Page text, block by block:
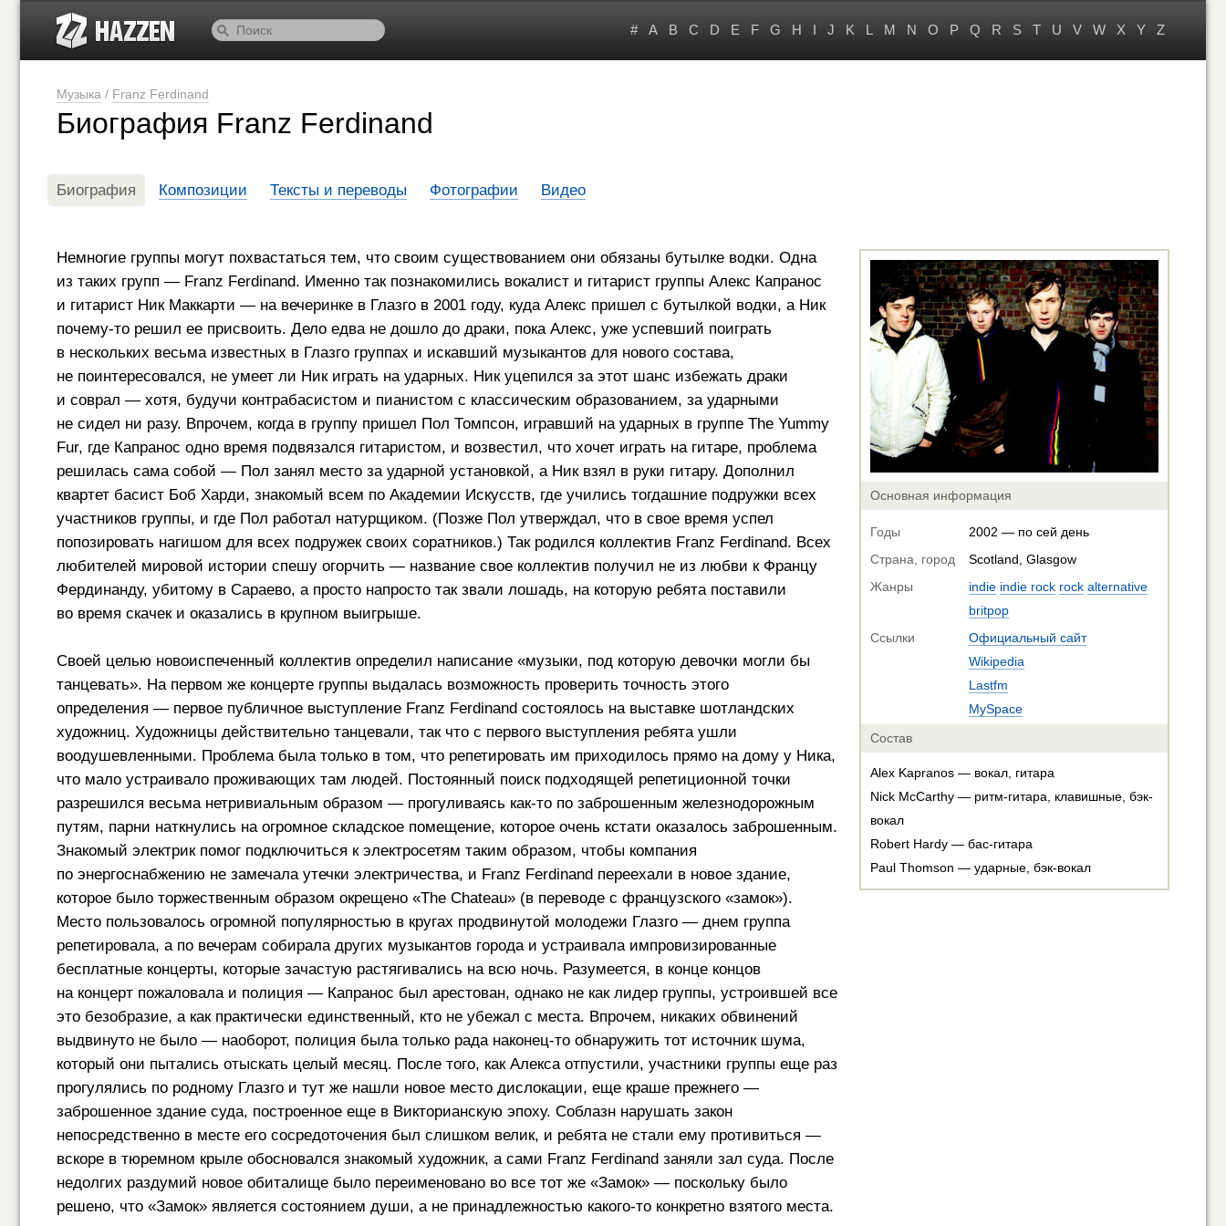
# A B C D E F G H I J K L M N O P Q R S T U V W X Y Z
Музыка / Franz Ferdinand
Биография Franz Ferdinand
Биография Композиции Тексты и переводы Фотографии Видео
Основная информация
Годы
2002 — по сей день
Страна, город
Scotland, Glasgow
Жанры
indie indie rock rock alternative
britpop
Ссылки
Официальный сайт
Wikipedia
Lastfm
MySpace
Состав
Alex Kapranos — вокал, гитара
Nick McCarthy — ритм-гитара, клавишные, бэк-
вокал
Robert Hardy — бас-гитара
Paul Thomson — ударные, бэк-вокал
Немногие группы могут похвастаться тем, что своим существованием они обязаны бутылке водки. Одна
из таких групп — Franz Ferdinand. Именно так познакомились вокалист и гитарист группы Алекс Капранос
и гитарист Ник Маккарти — на вечеринке в Глазго в 2001 году, куда Алекс пришел с бутылкой водки, а Ник
почему-то решил ее присвоить. Дело едва не дошло до драки, пока Алекс, уже успевший поиграть
в нескольких весьма известных в Глазго группах и искавший музыкантов для нового состава,
не поинтересовался, не умеет ли Ник играть на ударных. Ник уцепился за этот шанс избежать драки
и соврал — хотя, будучи контрабасистом и пианистом с классическим образованием, за ударными
не сидел ни разу. Впрочем, когда в группу пришел Пол Томпсон, игравший на ударных в группе The Yummy
Fur, где Капранос одно время подвязался гитаристом, и возвестил, что хочет играть на гитаре, проблема
решилась сама собой — Пол занял место за ударной установкой, а Ник взял в руки гитару. Дополнил
квартет басист Боб Харди, знакомый всем по Академии Искусств, где учились тогдашние подружки всех
участников группы, и где Пол работал натурщиком. (Позже Пол утверждал, что в свое время успел
попозировать нагишом для всех подружек своих соратников.) Так родился коллектив Franz Ferdinand. Всех
любителей мировой истории спешу огорчить — название свое коллектив получил не из любви к Францу
Фердинанду, убитому в Сараево, а просто напросто так звали лошадь, на которую ребята поставили
во время скачек и оказались в крупном выигрыше.
Своей целью новоиспеченный коллектив определил написание «музыки, под которую девочки могли бы
танцевать». На первом же концерте группы выдалась возможность проверить точность этого
определения — первое публичное выступление Franz Ferdinand состоялось на выставке шотландских
художниц. Художницы действительно танцевали, так что с первого выступления ребята ушли
воодушевленными. Проблема была только в том, что репетировать им приходилось прямо на дому у Ника,
что мало устраивало проживающих там людей. Постоянный поиск подходящей репетиционной точки
разрешился весьма нетривиальным образом — прогуливаясь как-то по заброшенным железнодорожным
путям, парни наткнулись на огромное складское помещение, которое очень кстати оказалось заброшенным.
Знакомый электрик помог подключиться к электросетям таким образом, чтобы компания
по энергоснабжению не замечала утечки электричества, и Franz Ferdinand переехали в новое здание,
которое было торжественным образом окрещено «The Chateau» (в переводе с французского «замок»).
Место пользовалось огромной популярностью в кругах продвинутой молодежи Глазго — днем группа
репетировала, а по вечерам собирала других музыкантов города и устраивала импровизированные
бесплатные концерты, которые зачастую растягивались на всю ночь. Разумеется, в конце концов
на концерт пожаловала и полиция — Капранос был арестован, однако не как лидер группы, устроившей все
это безобразие, а как практически единственный, кто не убежал с места. Впрочем, никаких обвинений
выдвинуто не было — наоборот, полиция была только рада наконец-то обнаружить тот источник шума,
который они пытались отыскать целый месяц. После того, как Алекса отпустили, участники группы еще раз
прогулялись по родному Глазго и тут же нашли новое место дислокации, еще краше прежнего —
заброшенное здание суда, построенное еще в Викторианскую эпоху. Соблазн нарушать закон
непосредственно в месте его сосредоточения был слишком велик, и ребята не стали ему противиться —
вскоре в тюремном крыле обосновался знакомый художник, а сами Franz Ferdinand заняли зал суда. После
недолгих раздумий новое обиталище было переименовано во все тот же «Замок» — поскольку было
решено, что «Замок» является состоянием души, а не принадлежностью какого-то конкретно взятого места.